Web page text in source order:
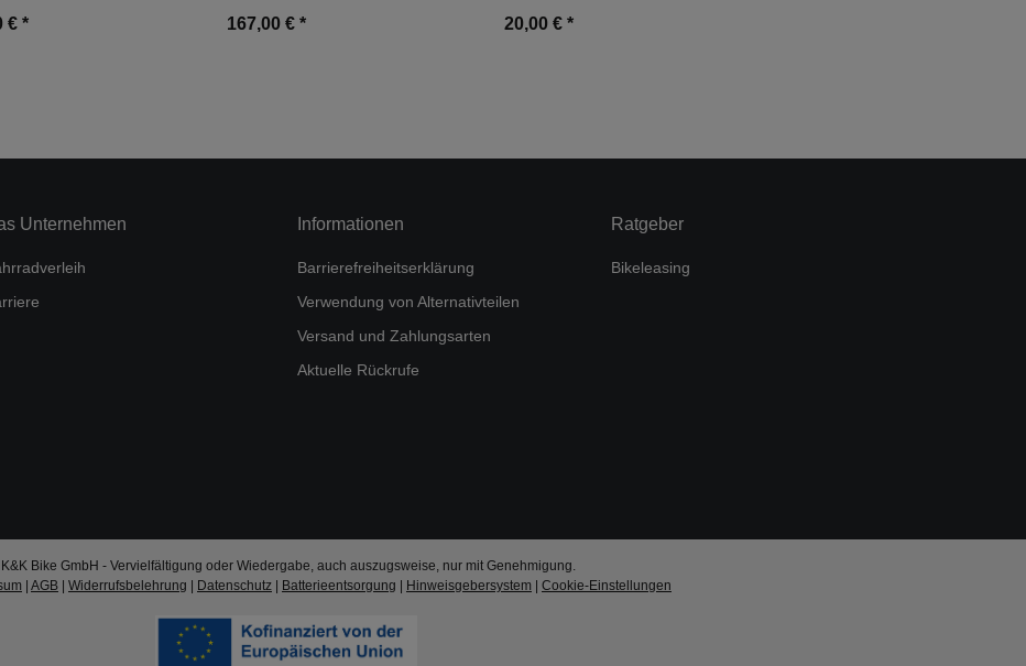
€ * 167,00 € * 20,00 € *
Unternehmen Informationen
Barrierefreiheitserklärung
Verwendung von Alternativteilen
Versand und Zahlungsarten
Aktuelle Rückrufe
Ratgeber
Bikeleasing
Bike GmbH - Vervielfältigung oder Wiedergabe, auch auszugsweise, nur mit Genehmigung.
AGB Widerrufsbelehrung Datenschutz Batterieentsorgung Hinweisgebersystem Cookie-Einstellungen